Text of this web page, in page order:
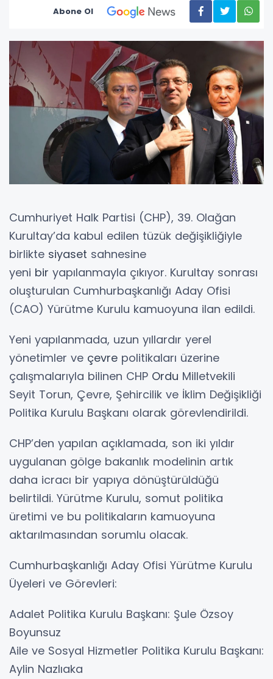
Abone Ol
Cumhuriyet Halk Partisi (CHP), 39. Olağan
Kurultay’da kabul edilen tüzük değişikliğiyle
birlikte siyaset sahnesine
yeni bir yapılanmayla çıkıyor. Kurultay sonrası
oluşturulan Cumhurbaşkanlığı Aday Ofisi
(CAO) Yürütme Kurulu kamuoyuna ilan edildi.
Yeni yapılanmada, uzun yıllardır yerel
yönetimler ve çevre politikaları üzerine
çalışmalarıyla bilinen CHP Ordu Milletvekili
Seyit Torun, Çevre, Şehircilik ve İklim Değişikliği
Politika Kurulu Başkanı olarak görevlendirildi.
CHP’den yapılan açıklamada, son iki yıldır
uygulanan gölge bakanlık modelinin artık
daha icracı bir yapıya dönüştürüldüğü
belirtildi. Yürütme Kurulu, somut politika
üretimi ve bu politikaların kamuoyuna
aktarılmasından sorumlu olacak.
Cumhurbaşkanlığı Aday Ofisi Yürütme Kurulu
Üyeleri ve Görevleri:
Adalet Politika Kurulu Başkanı: Şule Özsoy
Boyunsuz
Aile ve Sosyal Hizmetler Politika Kurulu Başkanı:
Aylin Nazlıaka